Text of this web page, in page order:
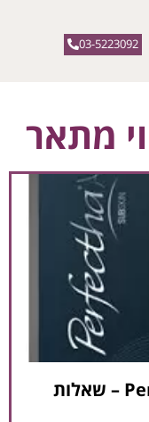
03-5223092
מתאר
מילוי קמטים בחומר ה-Perfectha – שאלות